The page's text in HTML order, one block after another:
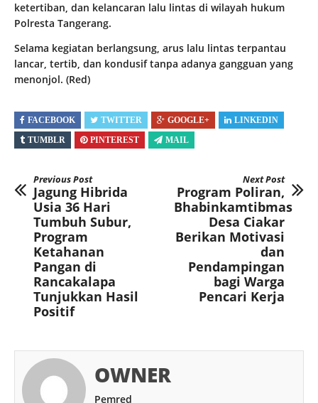
ketertiban, dan kelancaran lalu lintas di wilayah hukum
Polresta Tangerang.
Selama kegiatan berlangsung, arus lalu lintas terpantau
lancar, tertib, dan kondusif tanpa adanya gangguan yang
menonjol. (Red)
FACEBOOK TWITTER GOOGLE+
LINKEDIN
TUMBLR
PINTEREST MAIL
Previous Post
Jagung Hibrida
Usia 36 Hari
Tumbuh Subur,
Program
Ketahanan
Pangan di
Rancakalapa
Tunjukkan Hasil
Positif
Next Post
Program Poliran,
Bhabinkamtibmas
Desa Ciakar
Berikan Motivasi
dan
Pendampingan
bagi Warga
Pencari Kerja
OWNER
Pemred